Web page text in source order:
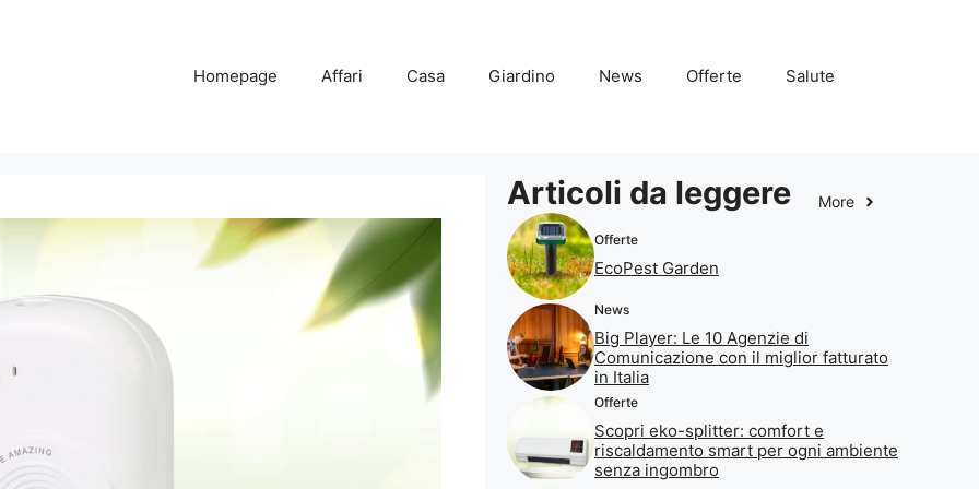
Homepage Affari Casa Giardino News Offerte Salute
Articoli da leggere More
Offerte
EcoPest Garden
News
Big Player: Le 10 Agenzie di
Comunicazione con il miglior fatturato
in Italia
Offerte
Scopri eko-splitter: comfort e
riscaldamento smart per ogni ambiente
senza ingombro